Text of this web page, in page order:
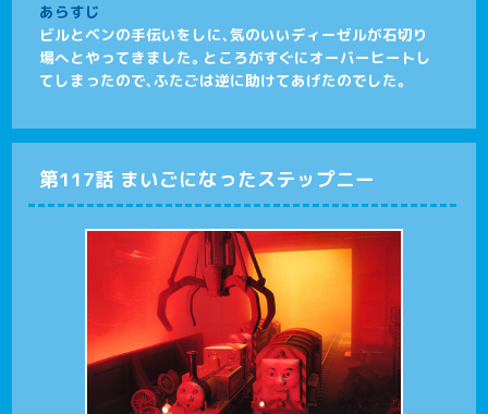
あらすじ
ビルとベンの手伝いをしに、気のいいディーゼルが石切り
場へとやってきました。ところがすぐにオーバーヒートし
てしまったので、ふたごは逆に助けてあげたのでした。
第117話 まいごになったステップニー